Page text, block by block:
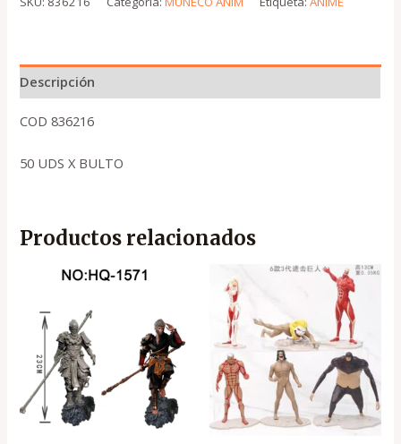
Descripción
COD 836216
50 UDS X BULTO
Productos relacionados
El
precio
era:
.
₡3,950
El
precio
₡2,850